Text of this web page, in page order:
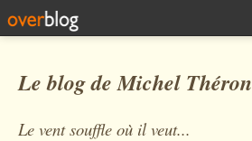
Le blog de Michel Théron
Le vent souffle où il veut...